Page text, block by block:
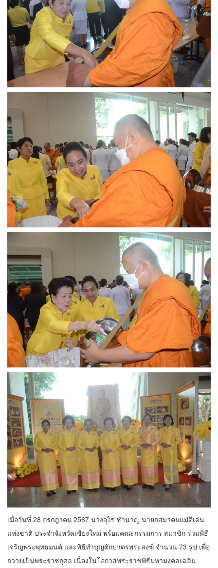
เมื่อวันที่ 28 กรกฎาคม 2567 นางจุไร ชำนาญ นายกสมาคมแม่ดีเด่น
แห่งชาติ ประจำจังหวัดเชียงใหม่ พร้อมคณะกรรมการ สมาชิก ร่วมพิธี
เจริญพระพุทธมนต์ และพิธีทำบุญตักบาตรพระสงฆ์ จำนวน 73 รูป เพื่อ
ถวายเป็นพระราชกุศล เนื่องในโอกาสพระราชพิธีมหามงคลเฉลิม